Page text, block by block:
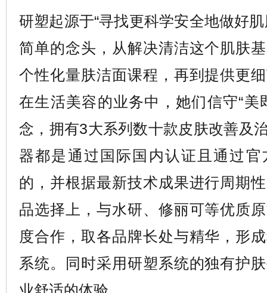
研塑起源于“寻找更科学安全地做好
简单的念头，从解决清洁这个肌肤
个性化量肤洁面课程，再到提供更
在生活美容的业务中，她们信守“美
念，拥有3大系列数十款皮肤改善及
器都是通过国际国内认证且通过
的，并根据最新技术成果进行周期
品选择上，与水研、修丽可等优质
度合作，取各品牌长处与精华，形
系统。同时采用研塑系统的独有护